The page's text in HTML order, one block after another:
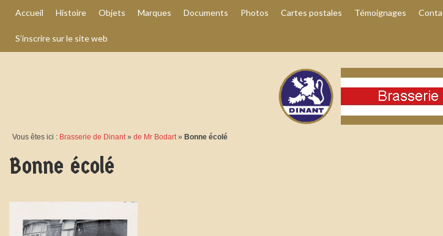
Accueil Histoire Objets Marques Documents Photos Cartes postales Témoignages
S’inscrire sur le site web
Vous êtes ici : Brasserie de Dinant» de Mr Bodart» Bonne écolé
Bonne écolé